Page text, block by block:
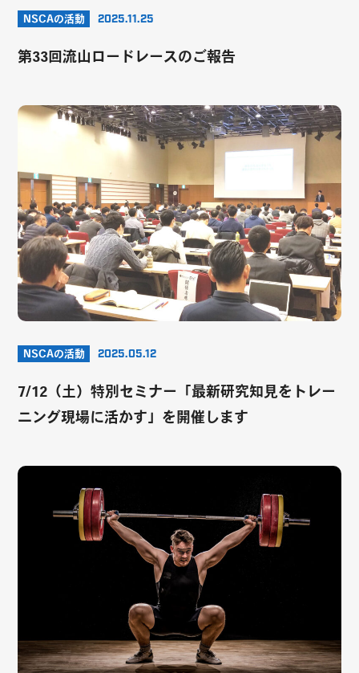
NSCAの活動 2025.11.25
第33回流山ロードレースのご報告
NSCAの活動 2025.05.12
7/12（土）特別セミナー「最新研究知見をトレー
ニング現場に活かす」を開催します